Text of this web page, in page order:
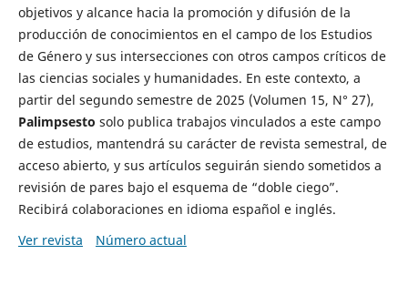
objetivos y alcance hacia la promoción y difusión de la
producción de conocimientos en el campo de los Estudios
de Género y sus intersecciones con otros campos críticos de
las ciencias sociales y humanidades. En este contexto, a
partir del segundo semestre de 2025 (Volumen 15, N° 27),
Palimpsesto solo publica trabajos vinculados a este campo
de estudios, mantendrá su carácter de revista semestral, de
acceso abierto, y sus artículos seguirán siendo sometidos a
revisión de pares bajo el esquema de “doble ciego”.
Recibirá colaboraciones en idioma español e inglés.
Ver revista
Número actual